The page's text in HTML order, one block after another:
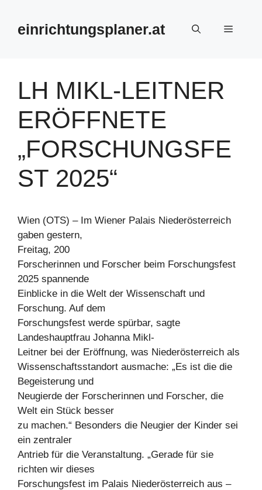
springeneinrichtungsplaner.at Menü
LH MIKL-LEITNER
ERÖFFNETE
„FORSCHUNGSFE
ST 2025“
Wien (OTS) – Im Wiener Palais Niederösterreich
gaben gestern,
Freitag, 200
Forscherinnen und Forscher beim Forschungsfest
2025 spannende
Einblicke in die Welt der Wissenschaft und
Forschung. Auf dem
Forschungsfest werde spürbar, sagte
Landeshauptfrau Johanna Mikl-
Leitner bei der Eröffnung, was Niederösterreich als
Wissenschaftsstandort ausmache: „Es ist die die
Begeisterung und
Neugierde der Forscherinnen und Forscher, die
Welt ein Stück besser
zu machen.“ Besonders die Neugier der Kinder sei
ein zentraler
Antrieb für die Veranstaltung. „Gerade für sie
richten wir dieses
Forschungsfest im Palais Niederösterreich aus –